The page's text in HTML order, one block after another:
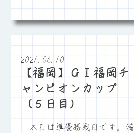
2021.06.10
【福岡】ＧⅠ福岡チ
ャンピオンカップ
（５日目）
本日は準優勝戦日です。満